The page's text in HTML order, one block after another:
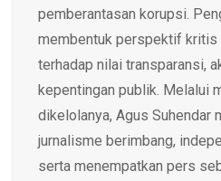
pemberantasan korupsi.
membentuk perspektif kritis
terhadap nilai transparansi,
kepentingan publik. Melalui
dikelolanya, Agus Suhendar
jurnalisme berimbang,
serta menempatkan pers